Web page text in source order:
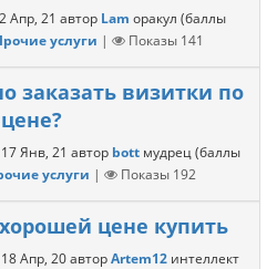
Апр, 21 автор Lam оракул (баллы
услуги | Показы 141
заказать визитки по
17 Янв, 21 автор bott мудрец (баллы
услуги | Показы 192
цене купить
18 Апр, 20 авторArtem12 интеллект